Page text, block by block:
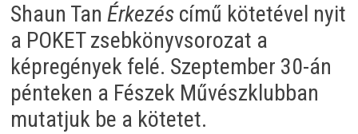
Shaun Tan Érkezéscímű kötetével nyit
a POKET zsebkönyvsorozat a
képregények felé. Szeptember 30-án
pénteken a Fészek Művészklubban
mutatjuk be a kötetet.